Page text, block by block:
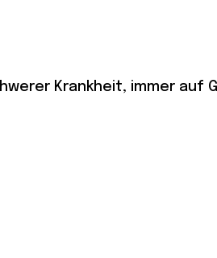
Krankheit, immer auf